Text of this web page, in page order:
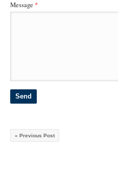
Message *
« Previous Post